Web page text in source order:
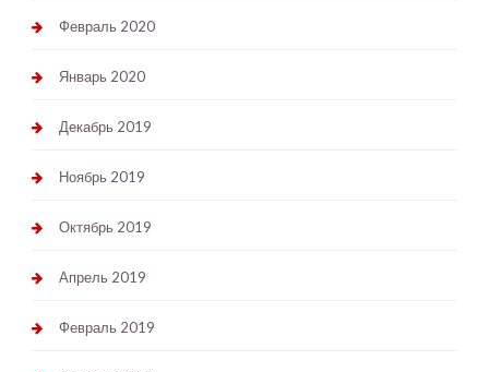
Февраль 2020
Январь 2020
Декабрь 2019
Ноябрь 2019
Октябрь 2019
Апрель 2019
Февраль 2019